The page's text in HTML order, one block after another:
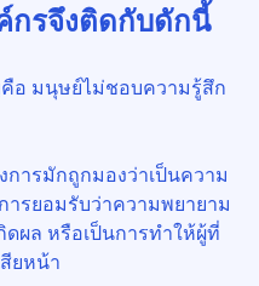
กรจึงติดกับดักนี้
อ มนุษย์ไม่ชอบความรู้สึก
การมักถูกมองว่าเป็นความ
ารยอมรับว่าความพยายาม
ดผล หรือเป็นการทำให้ผู้ที่
ยหน้า